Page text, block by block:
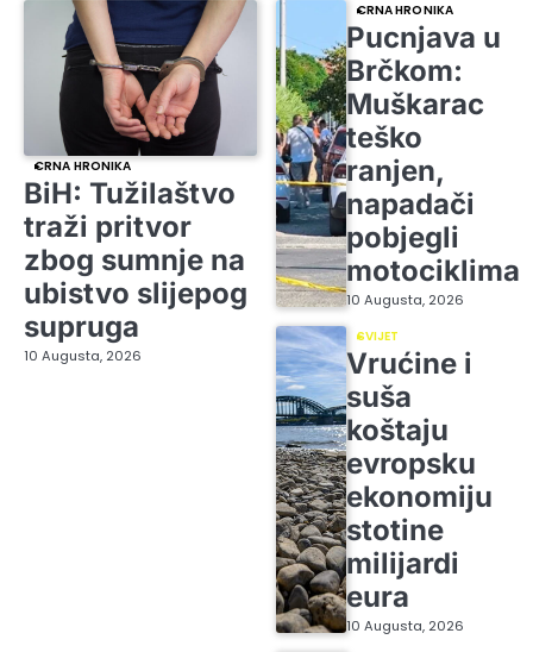
CRNA HRONIKA
BiH: Tužilaštvo
traži pritvor
zbog sumnje na
ubistvo slijepog
supruga
10 Augusta, 2026
CRNA HRONIKA
Pucnjava u
Brčkom:
Muškarac
teško
ranjen,
napadači
pobjegli
motociklima
10 Augusta, 2026
SVIJET
Vrućine i
suša
koštaju
evropsku
ekonomiju
stotine
milijardi
eura
10 Augusta, 2026